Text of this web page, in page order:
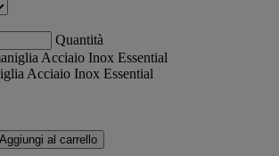
Quantità
Acciaio Inox Essential
Aggiungi al carrello